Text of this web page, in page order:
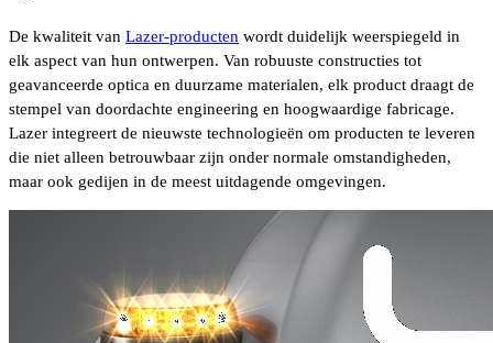
De kwaliteit van Lazer-producten wordt duidelijk weerspiegeld in
elk aspect van hun ontwerpen. Van robuuste constructies tot
geavanceerde optica en duurzame materialen, elk product draagt de
stempel van doordachte engineering en hoogwaardige fabricage.
Lazer integreert de nieuwste technologieën om producten te leveren
die niet alleen betrouwbaar zijn onder normale omstandigheden,
maar ook gedijen in de meest uitdagende omgevingen.